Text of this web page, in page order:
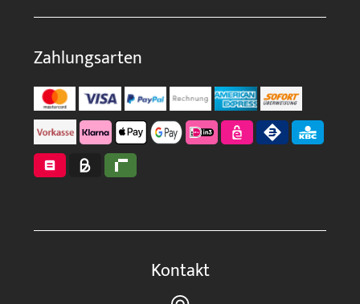
Zahlungsarten
Kontakt